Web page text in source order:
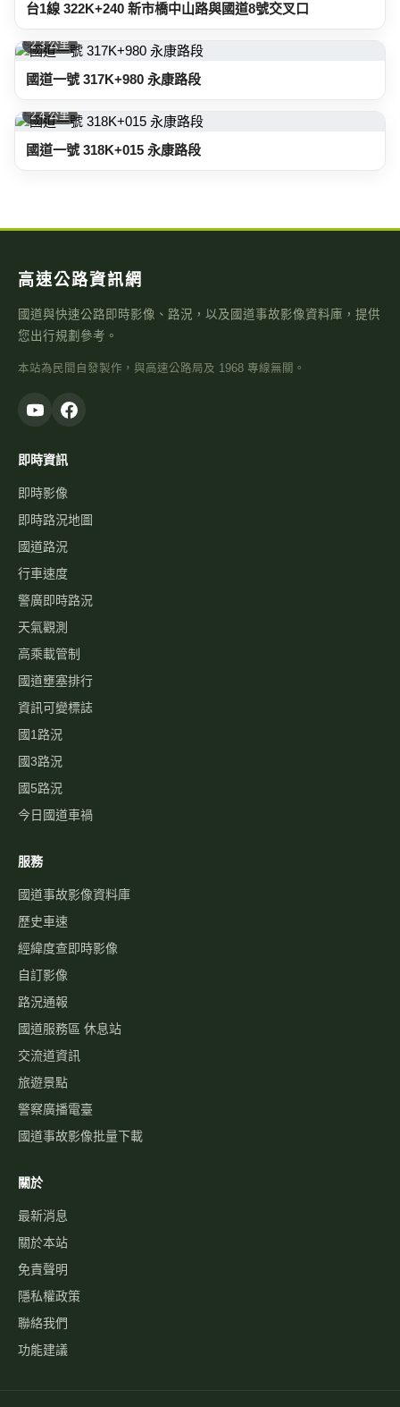
台1線 322K+240 新市橋中山路與國道8號交叉口
2.3 公里
國道一號 317K+980 永康路段
2.4 公里
國道一號 318K+015 永康路段
高速公路資訊網
國道與快速公路即時影像、路況，以及國道事故影像資料庫，提供
您出行規劃參考。
本站為民間自發製作，與高速公路局及 1968 專線無關。
即時資訊
即時影像
即時路況地圖
國道路況
行車速度
警廣即時路況
天氣觀測
高乘載管制
國道壅塞排行
資訊可變標誌
國1路況
國3路況
國5路況
今日國道車禍
服務
國道事故影像資料庫
歷史車速
經緯度查即時影像
自訂影像
路況通報
國道服務區 休息站
交流道資訊
旅遊景點
警察廣播電臺
國道事故影像批量下載
關於
最新消息
關於本站
免責聲明
隱私權政策
聯絡我們
功能建議